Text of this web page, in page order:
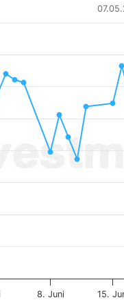
2026-05-08
15.
8. Juni